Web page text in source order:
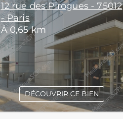
12 rue des Pirogues - 75012
- Paris
À 0,65 km
DÉCOUVRIR CE BIEN